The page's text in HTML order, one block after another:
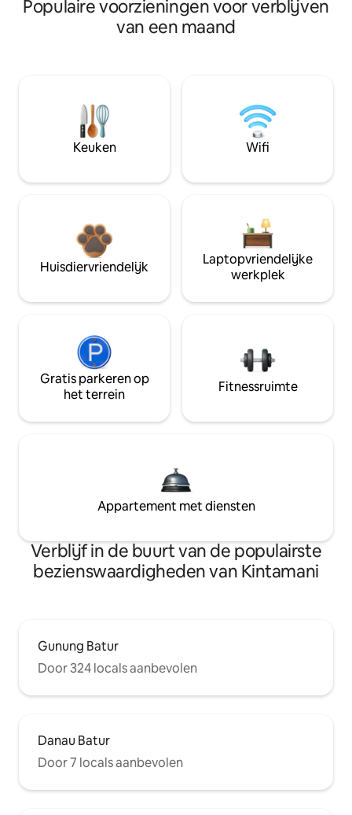
Populaire voorzieningen voor verblijven
van een maand
Keuken Wifi
Huisdiervriendelijk
Laptopvriendelijke
werkplek
Gratis parkeren op
het terrein
Fitnessruimte
Appartement met diensten
Verblijf in de buurt van de populairste
bezienswaardigheden van Kintamani
Gunung Batur
Door 324 locals aanbevolen
Danau Batur
Door 7 locals aanbevolen